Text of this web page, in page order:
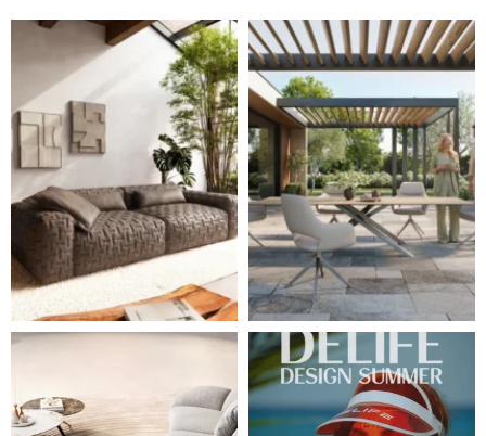
Místo, kam se budeš těšit po každém dni. 🤎 Modulár
Styl, odolnost a společné
Ne každá pohovka je jen místem k sezení. Některé s
Léto je v plném proudu